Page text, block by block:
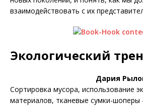
взаимодействовать с их
Экологический
Дария
Сортировка мусора, использование
материалов, тканевые сумки-шоперы